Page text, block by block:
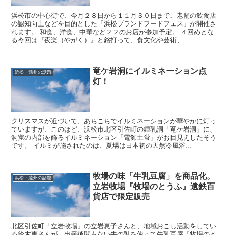
浜松市の中心街で、今月２８日から１１月３０日まで、老舗の飲食店
の認知向上などを目的とした「浜松ブランドフードフェス」が開催さ
れます。 和食、洋食、中華など２２のお店が参加予定。 ４回めとな
る今回は『夜楽（やがく）』と銘打って、食文化や芸術、...
浜松・遠州の話題
竜ケ岩洞にイルミネーション点
灯！
クリスマスが近づいて、あちこちでイルミネーションが華やかに灯っ
ていますが、このほど、浜松市北区引佐町の鍾乳洞「竜ケ岩洞」に、
洞窟の内部を飾るイルミネーション「電飾土蛍」がお目見えしたそう
です。 イルミが施されたのは、夏場は日本初の天然冷風浴...
浜松・遠州の話題
牧場の味「牛乳豆腐」を商品化。
立岩牧場『牧場のとうふ』遠鉄百
貨店で限定販売
北区引佐町「立岩牧場」の立岩恵子さんと、地域おこし活動をしてい